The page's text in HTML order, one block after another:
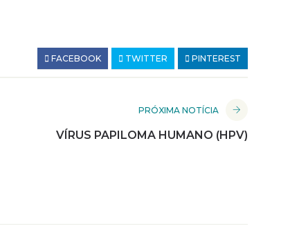
FACEBOOK TWITTER PINTEREST
PRÓXIMA NOTÍCIA
VÍRUS PAPILOMA HUMANO (HPV)